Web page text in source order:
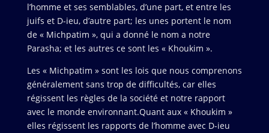
l’homme et ses semblables, d’une part, et entre les
juifs et D-ieu, d’autre part; les unes portent le nom
de « Michpatim », qui a donné le nom a notre
Parasha; et les autres ce sont les « Khoukim ».
Les « Michpatim » sont les lois que nous comprenons
généralement sans trop de difficultés, car elles
régissent les règles de la société et notre rapport
avec le monde environnant.Quant aux « Khoukim »
elles régissent les rapports de l’homme avec D-ieu